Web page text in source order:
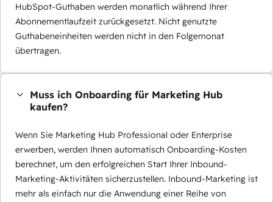
HubSpot-Guthaben werden monatlich während Ihrer
Abonnementlaufzeit zurückgesetzt. Nicht genutzte
Guthabeneinheiten werden nicht in den Folgemonat
übertragen.
Muss ich Onboarding für Marketing Hub
kaufen?
Wenn Sie Marketing Hub Professional oder Enterprise
erwerben, werden Ihnen automatisch Onboarding-Kosten
berechnet, um den erfolgreichen Start Ihrer Inbound-
Marketing-Aktivitäten sicherzustellen. Inbound-Marketing ist
mehr als einfach nur die Anwendung einer Reihe von